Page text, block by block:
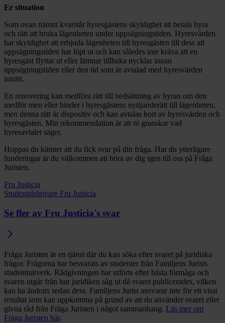
Er situation
Som ovan nämnt kvarstår hyresgästens skyldighet att betala hyra
och rätt att bruka lägenheten under uppsägningstiden. Hyresvärden
har skyldighet att erbjuda lägenheten till hyresgästen till dess att
uppsägningstiden har löpt ut och kan således inte kräva att en
hyresgäst flyttar ut eller lämnar tillbaka nycklar innan
uppsägningstiden eller den tid som är avtalad med hyresvärden
inträtt.
En renovering kan medföra rätt till nedsättning av hyran om den
medför men eller hinder i hyresgästens nyttjanderätt till lägenheten,
men denna rätt är dispositiv och kan avtalas bort av hyresvärden och
hyresgästen. Min rekommendation är att ni granskar vad
hyresavtalet säger.
Hoppas du känner att du fick svar på din fråga. Har du ytterligare
funderingar är du välkommen att höra av dig igen till oss på Fråga
Juristen.
Fru Justicia
Studentrådgivare Fru Justicia
Se fler av Fru Justicia's svar
Fråga Juristen är en tjänst där du kan söka efter svaret på juridiska
frågor. Frågorna har besvarats av studenter från Familjens Jurists
studentnätverk. Rådgivningen har utförts efter bästa förmåga och
svaren utgår från hur juridiken såg ut då svaret publicerades, vilken
kan ha ändrats sedan dess. Familjens Jurist ansvarar inte för ett visst
resultat som kan uppkomma på grund av att du använder svaret eller
givna råd från Fråga Juristen i något sammanhang. Läs mer om
Fråga Juristen här.